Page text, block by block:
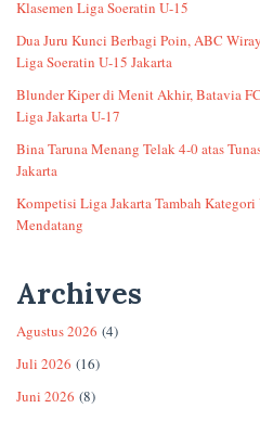
Klasemen Liga Soeratin U-15
Dua Juru Kunci Berbagi Poin, ABC
Liga Soeratin U-15 Jakarta
Blunder Kiper di Menit Akhir, Batavia
Liga Jakarta U-17
Bina Taruna Menang Telak 4-0 atas
Jakarta
Kompetisi Liga Jakarta Tambah
Mendatang
Archives
Agustus 2026 (4)
Juli 2026 (16)
Juni 2026 (8)